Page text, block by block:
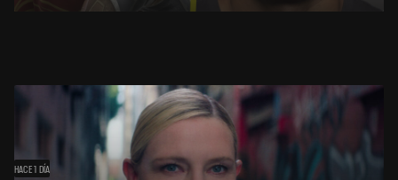
HACE 1 DÍA